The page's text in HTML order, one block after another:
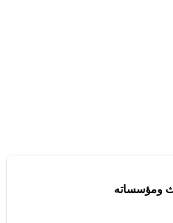
ومؤسساته